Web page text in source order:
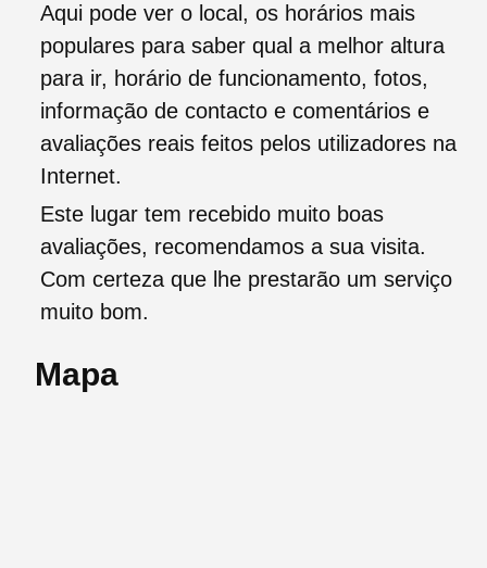
Aqui pode ver o local, os horários mais
populares para saber qual a melhor altura
para ir, horário de funcionamento, fotos,
informação de contacto e comentários e
avaliações reais feitos pelos utilizadores na
Internet.
Este lugar tem recebido muito boas
avaliações, recomendamos a sua visita.
Com certeza que lhe prestarão um serviço
muito bom.
Mapa